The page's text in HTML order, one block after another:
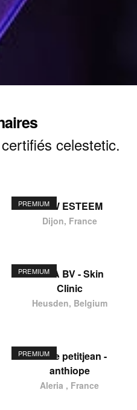
celestetic.
PREMIUMNEW ESTEEM
Dijon, France
PREMIUMKIMA BV - Skin
Clinic
Heusden, Belgium
PREMIUM
elodie petitjean -
anthiope
Aleria , France